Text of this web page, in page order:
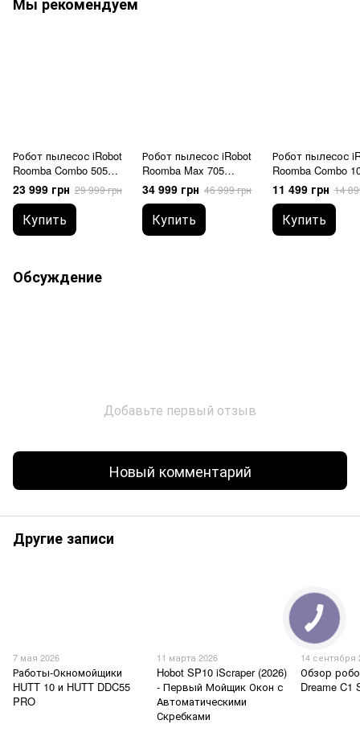
Робот пылесос iRobot
Roomba Combo 505
Plus White (N185240)
23 999 грн 29 999 грн
Купить
Робот пылесос iRobot
Roomba Max 705
Combo White (X185040)
34 999 грн 46 999 грн
Купить
Робот пылесос
Roomba Combo
AutoEmply Dock
(Y351240)
11 499 грн 14
Купить
Обсуждение
Добавьте первый отзыв
Новый комментарий
Другие записи
7 мая 2026
Работы-Окномойщики
HUTT 10 и HUTT DDC55
PRO
11 марта 2026
Hobot SP10 iScraper (2026)
- Первый Мойщик Окон с
Автоматическими
Скребками
14 сентября
Обзор
Dreame C1